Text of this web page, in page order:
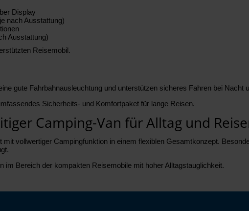
Display
nach Ausstattung)
Ausstattung)
Reisemobil.
gute Fahrbahnausleuchtung und unterstützen sicheres Fahren bei Nacht
Sicherheits- und Komfortpaket für lange Reisen.
Camping-Van für Alltag und
vollwertiger Campingfunktion in einem flexiblen Gesamtkonzept.
im Bereich der kompakten Reisemobile mit hoher Alltagstauglichkeit.